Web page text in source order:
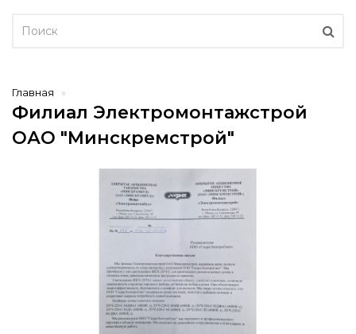
Главная
Филиал Электромонтажстрой
ОАО "Минскремстрой"